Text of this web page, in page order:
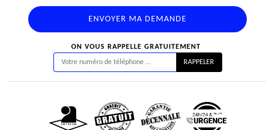
ON VOUS RAPPELLE GRATUITEMENT